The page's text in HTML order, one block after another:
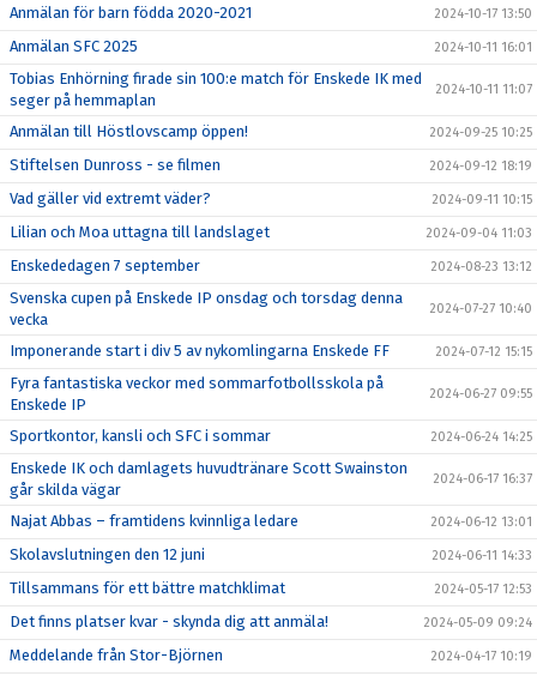
Anmälan för barn födda 2020-2021 2024-10-17 13:50
Anmälan SFC 2025 2024-10-11 16:01
Tobias Enhörning firade sin 100:e match för Enskede IK med
seger på hemmaplan
2024-10-11 11:07
Anmälan till Höstlovscamp öppen! 2024-09-25 10:25
Stiftelsen Dunross - se filmen 2024-09-12 18:19
Vad gäller vid extremt väder? 2024-09-11 10:15
Lilian och Moa uttagna till landslaget 2024-09-04 11:03
Enskededagen 7 september 2024-08-23 13:12
Svenska cupen på Enskede IP onsdag och torsdag denna
vecka
2024-07-27 10:40
Imponerande start i div 5 av nykomlingarna Enskede FF 2024-07-12 15:15
Fyra fantastiska veckor med sommarfotbollsskola på
Enskede IP
2024-06-27 09:55
Sportkontor, kansli och SFC i sommar 2024-06-24 14:25
Enskede IK och damlagets huvudtränare Scott Swainston
går skilda vägar
2024-06-17 16:37
Najat Abbas – framtidens kvinnliga ledare 2024-06-12 13:01
Skolavslutningen den 12 juni 2024-06-11 14:33
Tillsammans för ett bättre matchklimat 2024-05-17 12:53
Det finns platser kvar - skynda dig att anmäla! 2024-05-09 09:24
Meddelande från Stor-Björnen 2024-04-17 10:19